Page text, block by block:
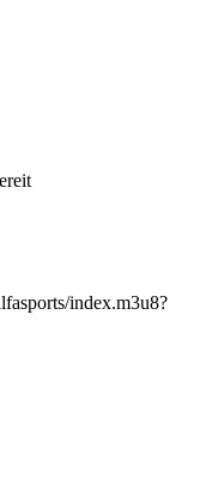
index.m3u8?